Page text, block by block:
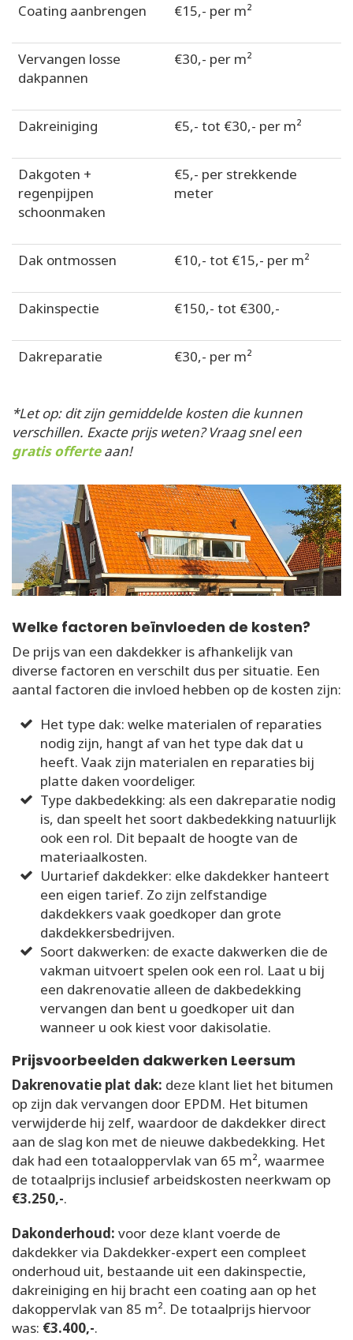
Coating aanbrengen €15,- per m²
Vervangen losse
dakpannen
€30,- per m²
Dakreiniging €5,- tot €30,- per m²
Dakgoten +
regenpijpen
schoonmaken
€5,- per strekkende
meter
Dak ontmossen €10,- tot €15,- per m²
Dakinspectie €150,- tot €300,-
Dakreparatie €30,- per m²
*Let op: dit zijn gemiddelde kosten die kunnen
verschillen. Exacte prijs weten? Vraag snel een
gratis offerteaan!
Welke factoren beïnvloeden de kosten?
De prijs van een dakdekker is afhankelijk van
diverse factoren en verschilt dus per situatie. Een
aantal factoren die invloed hebben op de kosten zijn:
Het type dak: welke materialen of reparaties
nodig zijn, hangt af van het type dak dat u
heeft. Vaak zijn materialen en reparaties bij
platte daken voordeliger.
Type dakbedekking: als een dakreparatie nodig
is, dan speelt het soort dakbedekking natuurlijk
ook een rol. Dit bepaalt de hoogte van de
materiaalkosten.
Uurtarief dakdekker: elke dakdekker hanteert
een eigen tarief. Zo zijn zelfstandige
dakdekkers vaak goedkoper dan grote
dakdekkersbedrijven.
Soort dakwerken: de exacte dakwerken die de
vakman uitvoert spelen ook een rol. Laat u bij
een dakrenovatie alleen de dakbedekking
vervangen dan bent u goedkoper uit dan
wanneer u ook kiest voor dakisolatie.
Prijsvoorbeelden dakwerken Leersum
Dakrenovatie plat dak: deze klant liet het bitumen
op zijn dak vervangen door EPDM. Het bitumen
verwijderde hij zelf, waardoor de dakdekker direct
aan de slag kon met de nieuwe dakbedekking. Het
dak had een totaaloppervlak van 65 m², waarmee
de totaalprijs inclusief arbeidskosten neerkwam op
€3.250,-.
Dakonderhoud: voor deze klant voerde de
dakdekker via Dakdekker-expert een compleet
onderhoud uit, bestaande uit een dakinspectie,
dakreiniging en hij bracht een coating aan op het
dakoppervlak van 85 m². De totaalprijs hiervoor
was: €3.400,-.